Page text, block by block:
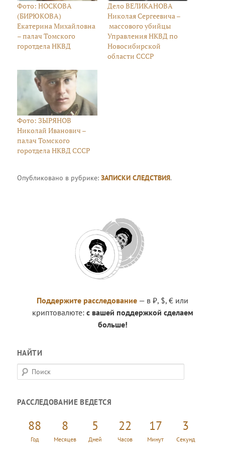
Фото: НОСКОВА
(БИРЮКОВА)
Екатерина Михайловна
– палач Томского
горотдела НКВД
Дело ВЕЛИКАНОВА
Николая Сергеевича –
массового убийцы
Управления НКВД по
Новосибирской
области СССР
Фото: ЗЫРЯНОВ
Николай Иванович –
палач Томского
горотдела НКВД СССР
Опубликовано в рубрике:ЗАПИСКИ СЛЕДСТВИЯ.
Поддержите расследование — в ₽, $, € или
криптовалюте: с вашей поддержкой сделаем
больше!
НАЙТИ
П
о
с
РАССЛЕДОВАНИЕ ВЕДЕТСЯ
88
Год
8
Месяцев
5
Дней
22
Часов
17
Минут
4
Секунд